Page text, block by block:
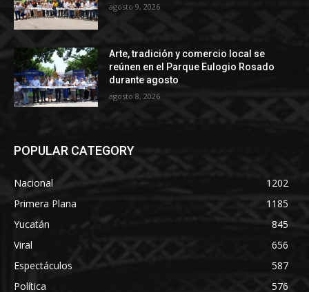
agosto 9, 2026
Arte, tradición y comercio local se
reúnen en el Parque Eulogio Rosado
durante agosto
agosto 8, 2026
POPULAR CATEGORY
Nacional
1202
Primera Plana
1185
Yucatán
845
Viral
656
Espectáculos
587
Política
576